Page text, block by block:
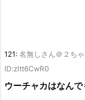
121: 名無しさん＠２ち
ID:zltt6CwR0
ウーチャカはなん